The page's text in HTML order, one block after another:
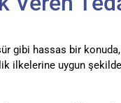
gibi hassas bir
ilkelerine uygun